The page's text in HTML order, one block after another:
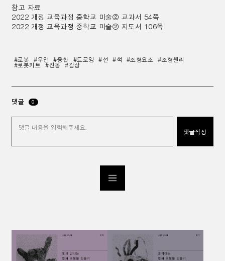
참고 자료
2022 개정 교육과정 중학교 미술② 교과서 54쪽
2022 개정 교육과정 중학교 미술② 지도서 106쪽
#로봇 #우연 #융합 #드로잉 #선 #색 #조형요소
#조형원리
#로봇키트
#진동 #감상
댓글 0